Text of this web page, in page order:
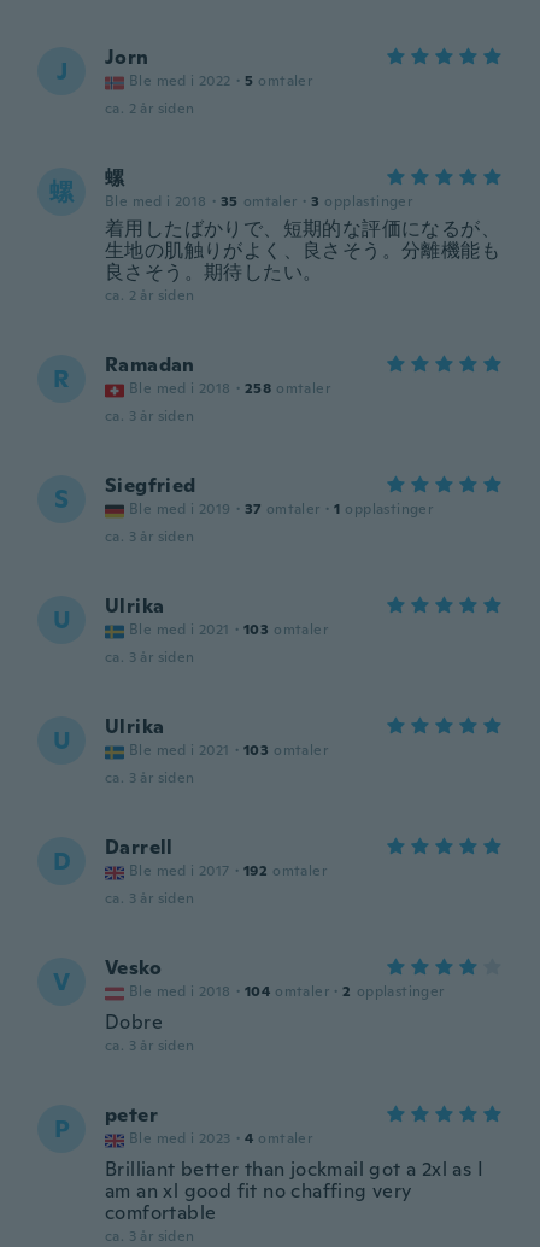
J Jorn
Ble med i 2022 · 5 omtaler
ca. 2 år siden
螺 螺
Ble med i 2018 · 35 omtaler · 3 opplastinger
着用したばかりで、短期的な評価になるが、
生地の肌触りがよく、良さそう。分離機能も
良さそう。期待したい。
ca. 2 år siden
R Ramadan
Ble med i 2018 · 258 omtaler
ca. 3 år siden
S Siegfried
Ble med i 2019 · 37 omtaler · 1 opplastinger
ca. 3 år siden
U Ulrika
Ble med i 2021 · 103 omtaler
ca. 3 år siden
U Ulrika
Ble med i 2021 · 103 omtaler
ca. 3 år siden
D Darrell
Ble med i 2017 · 192 omtaler
ca. 3 år siden
V Vesko
Ble med i 2018 · 104 omtaler · 2 opplastinger
Dobre
ca. 3 år siden
P peter
Ble med i 2023 · 4 omtaler
Brilliant better than jockmail got a 2xl as I
am an xl good fit no chaffing very
comfortable
ca. 3 år siden